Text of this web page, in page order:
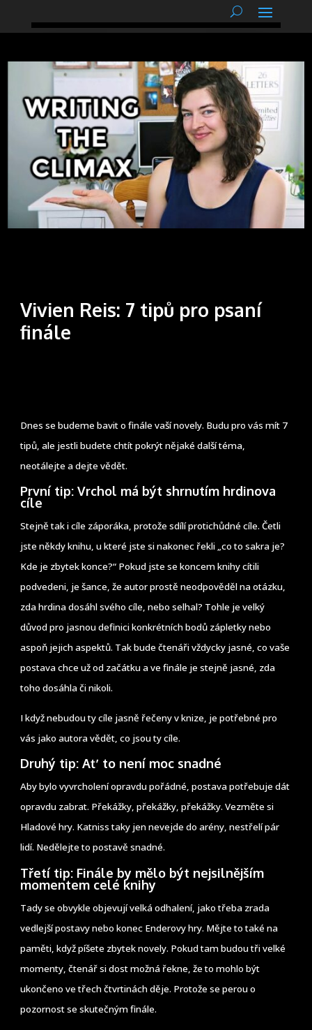
Vivien Reis: 7 tipů pro psaní
finále
Dnes se budeme bavit o finále vaší novely. Budu pro vás mít 7
tipů, ale jestli budete chtít pokrýt nějaké další téma,
neotálejte a dejte vědět.
První tip: Vrchol má být shrnutím hrdinova
cíle
Stejně tak i cíle záporáka, protože sdílí protichůdné cíle. Četli
jste někdy knihu, u které jste si nakonec řekli „co to sakra je?
Kde je zbytek konce?“ Pokud jste se koncem knihy cítili
podvedeni, je šance, že autor prostě neodpověděl na otázku,
zda hrdina dosáhl svého cíle, nebo selhal? Tohle je velký
důvod pro jasnou definici konkrétních bodů zápletky nebo
aspoň jejich aspektů. Tak bude čtenáři vždycky jasné, co vaše
postava chce už od začátku a ve finále je stejně jasné, zda
toho dosáhla či nikoli.
I když nebudou ty cíle jasně řečeny v knize, je potřebné pro
vás jako autora vědět, co jsou ty cíle.
Druhý tip: Ať to není moc snadné
Aby bylo vyvrcholení opravdu pořádné, postava potřebuje dát
opravdu zabrat. Překážky, překážky, překážky. Vezměte si
Hladové hry. Katniss taky jen nevejde do arény, nestřelí pár
lidí. Nedělejte to postavě snadné.
Třetí tip: Finále by mělo být nejsilnějším
momentem celé knihy
Tady se obvykle objevují velká odhalení, jako třeba zrada
vedlejší postavy nebo konec Enderovy hry. Mějte to také na
paměti, když píšete zbytek novely. Pokud tam budou tři velké
momenty, čtenář si dost možná řekne, že to mohlo být
ukončeno ve třech čtvrtinách děje. Protože se perou o
pozornost se skutečným finále.